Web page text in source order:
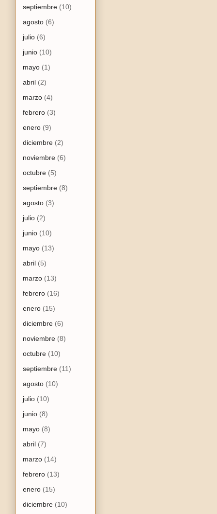
septiembre (10)
agosto (6)
julio (6)
junio (10)
mayo (1)
abril (2)
marzo (4)
febrero (3)
enero (9)
diciembre (2)
noviembre (6)
octubre (5)
septiembre (8)
agosto (3)
julio (2)
junio (10)
mayo (13)
abril (5)
marzo (13)
febrero (16)
enero (15)
diciembre (6)
noviembre (8)
octubre (10)
septiembre (11)
agosto (10)
julio (10)
junio (8)
mayo (8)
abril (7)
marzo (14)
febrero (13)
enero (15)
diciembre (10)